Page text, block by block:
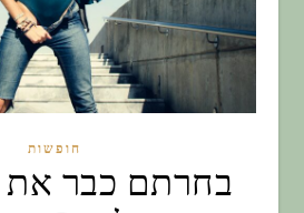
חופשות
בחרתם כבר